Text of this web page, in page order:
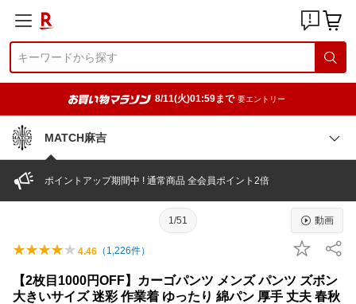
8/11(火)01:59まで 要エントリー
MATCH麻吉
ポイントアップ期間中 ! 通常商品 全会員ポイント2倍
1/51 動画
4.46 （ 1,226件）
【2枚目1000円OFF】カーゴパンツ メンズ パンツ ズボン
大きいサイズ 迷彩 作業着 ゆったり 綿パン 厚手 丈夫 春秋